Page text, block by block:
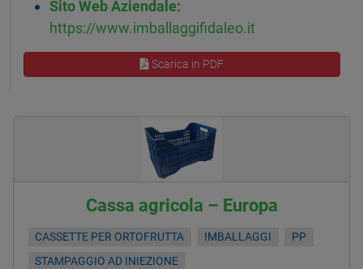
Sito Web Aziendale:
https://www.imballaggifidaleo.it
Scarica in PDF
Cassa agricola – Europa
CASSETTE PER ORTOFRUTTA IMBALLAGGI
PP
STAMPAGGIO AD INIEZIONE